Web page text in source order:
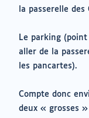
la passerelle des
Le parking
aller de la
les pancartes).
Compte donc
deux « grosses